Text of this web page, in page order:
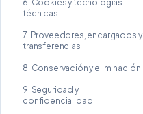
6. Cookies y tecnologías
técnicas
7. Proveedores, encargados y
transferencias
8. Conservación y eliminación
9. Seguridad y
confidencialidad